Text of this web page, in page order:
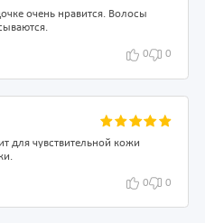
очень нравится. Волосы
0 0
для чувствительной кожи
0 0